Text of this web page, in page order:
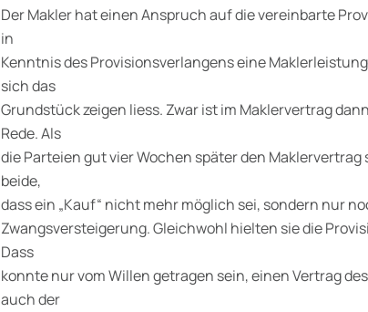
Der Makler hat einen Anspruch auf die vereinbarte
in
Kenntnis des Provisionsverlangens eine
sich das
Grundstück zeigen liess. Zwar ist im Maklervertrag
Rede. Als
die Parteien gut vier Wochen später den
beide,
dass ein „Kauf“ nicht mehr möglich sei, sondern nur
Zwangsversteigerung. Gleichwohl hielten sie die
Dass
konnte nur vom Willen getragen sein, einen Vertrag
auch der